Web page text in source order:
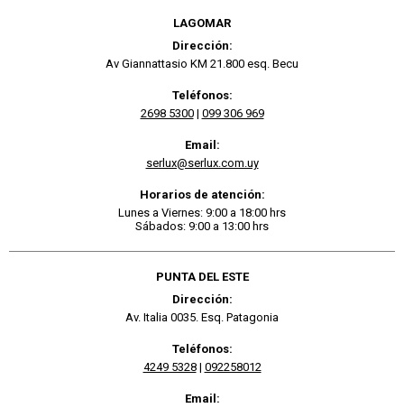
LAGOMAR
Dirección:
Av Giannattasio KM 21.800 esq. Becu
Teléfonos:
2698 5300| 099 306 969
Email:
serlux@serlux.com.uy
Horarios de atención:
Lunes a Viernes: 9:00 a 18:00 hrs
Sábados: 9:00 a 13:00 hrs
PUNTA DEL ESTE
Dirección:
Av. Italia 0035. Esq. Patagonia
Teléfonos:
4249 5328| 092258012
Email: